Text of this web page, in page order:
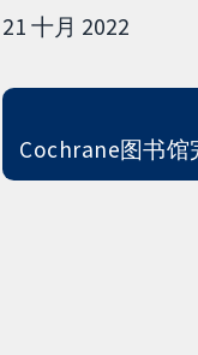
21 十月 2022
Cochrane图书